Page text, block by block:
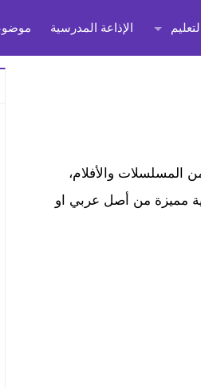
الإذاعة المدرسية
المسلسلات والأفلام،
مميزة من أصل عربي او